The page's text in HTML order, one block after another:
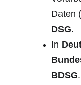
Daten (
DSG.
In
BDSG.